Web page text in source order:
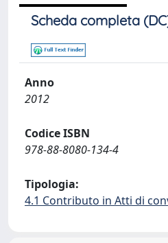
Scheda completa
Anno
2012
Codice ISBN
978-88-8080-134-4
Tipologia:
4.1 Contributo in Atti di